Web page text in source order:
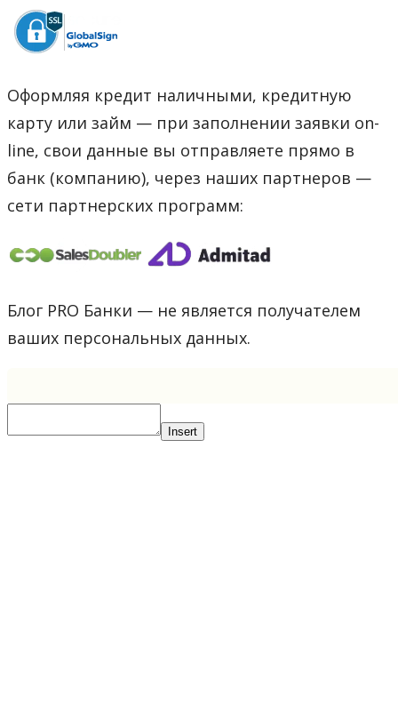
Оформляя кредит наличными, кредитную
карту или займ — при заполнении заявки on-
line, свои данные вы отправляете прямо в
банк (компанию), через наших партнеров —
сети партнерских программ:
Блог PRO Банки — не является получателем
ваших персональных данных.
Insert